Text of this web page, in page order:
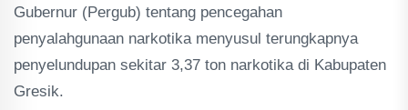
Gubernur (Pergub) tentang pencegahan
penyalahgunaan narkotika menyusul terungkapnya
penyelundupan sekitar 3,37 ton narkotika di Kabupaten
Gresik.